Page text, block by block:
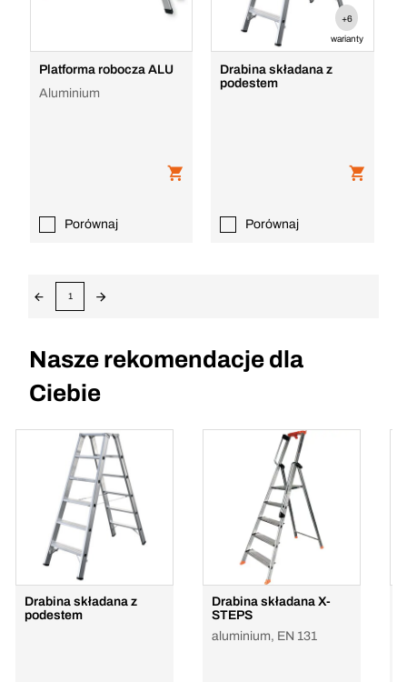
Platforma robocza ALU
Aluminium
Porównaj
+6
warianty
Drabina składana z
podestem
Porównaj
1
Nasze rekomendacje dla
Ciebie
Drabina składana z
podestem
Drabina składana X-
STEPS
aluminium, EN 131